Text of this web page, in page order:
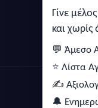
Γίνε
και χωρίς
💬 Άμεσο
⭐ Λίστα
✍️
🔔
2026 ©